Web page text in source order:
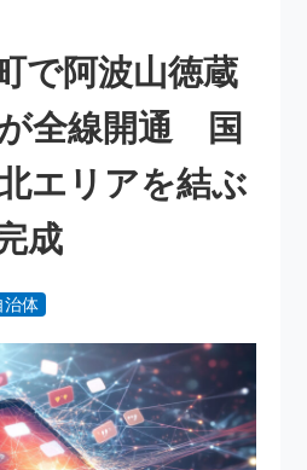
で阿波山徳蔵
全線開通 国
エリアを結ぶ
成
治体